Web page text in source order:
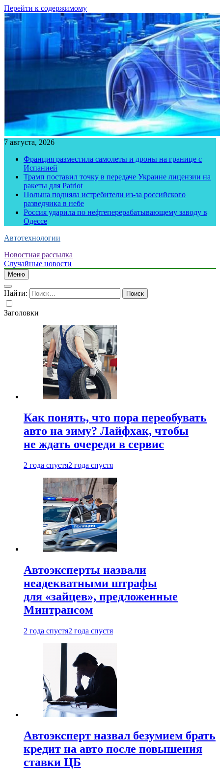
Перейти к содержимому
7 августа, 2026
Франция разместила самолеты и дроны на границе с
Испанией
Трамп поставил точку в передаче Украине лицензии на
ракеты для Patriot
Польша подняла истребители из-за российского
разведчика в небе
Россия ударила по нефтеперерабатывающему заводу в
Одессе
Автотехнологии
Новостная рассылка
Случайные новости
Меню
Найти:
Заголовки
Как понять, что пора переобувать
авто на зиму? Лайфхак, чтобы
не ждать очереди в сервис
2 года спустя2 года спустя
Автоэксперты назвали
неадекватными штрафы
для «зайцев», предложенные
Минтрансом
2 года спустя2 года спустя
Автоэксперт назвал безумием брать
кредит на авто после повышения
ставки ЦБ